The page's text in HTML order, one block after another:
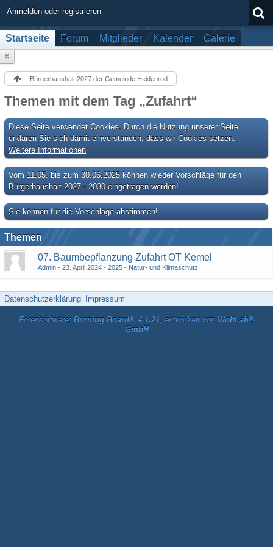
Anmelden oder registrieren
Startseite Forum Mitglieder Kalender Galerie
Bürgerhaushalt 2027 der Gemeinde Heidenrod
Themen mit dem Tag „Zufahrt“
Diese Seite verwendet Cookies. Durch die Nutzung unserer Seite
erklären Sie sich damit einverstanden, dass wir Cookies setzen.
Weitere Informationen
Vom 11.05. bis zum 30.06.2025 können wieder Vorschläge für den
Bürgerhaushalt 2027 - 2030 eingetragen werden!
Sie können für die Vorschläge abstimmen!
Themen
07. Baumbepflanzung Zufahrt OT Kemel
Admin 23. April 2024 2025 - Natur- und Klimaschutz
Datenschutzerklärung Impressum
Forensoftware: Burning Board® 4.1.21, entwickelt von WoltLab®
GmbH